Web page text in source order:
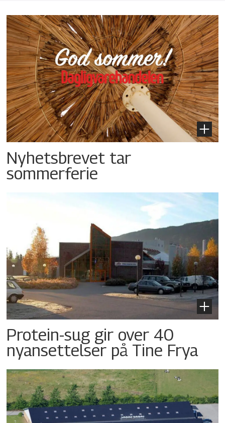
Nyhetsbrevet tar
sommerferie
Protein-sug gir over 40
nyansettelser på Tine Frya